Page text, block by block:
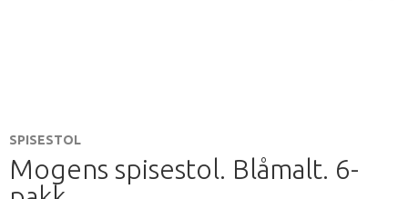
SPISESTOL
Mogens spisestol. Blåmalt. 6-